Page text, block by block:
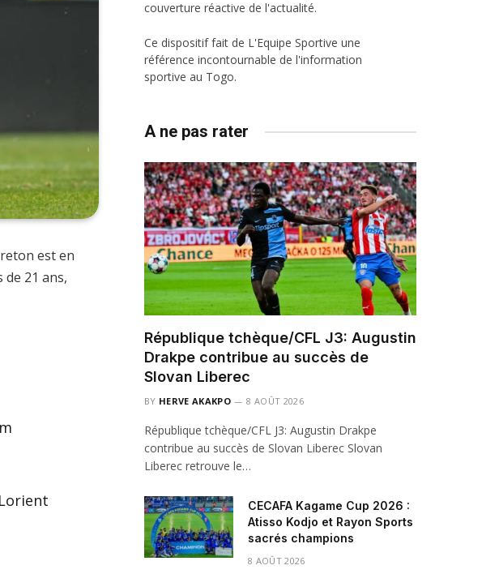
est en
21 ans,
couverture réactive de l'actualité.
Ce dispositif fait de L'Equipe Sportive une
référence incontournable de l'information
sportive au Togo.
A ne pas rater
République tchèque/CFL J3: Augustin
Drakpe contribue au succès de
Slovan Liberec
BY HERVE AKAKPO 8 AOÛT 2026
République tchèque/CFL J3: Augustin Drakpe
contribue au succès de Slovan Liberec Slovan
Liberec retrouve le…
CECAFA Kagame Cup 2026 :
Atisso Kodjo et Rayon Sports
sacrés champions
8 AOÛT 2026